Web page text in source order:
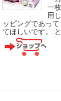
一
用
ッピングであっ
てほしいです。